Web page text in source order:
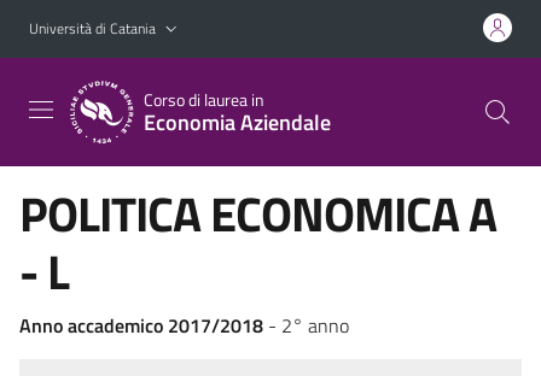
Vai al contenuto principale
Vai al menu di navigazione
Università di Catania
Corso di laurea in
Economia Aziendale
POLITICA ECONOMICA A
- L
Anno accademico 2017/2018 - 2° anno